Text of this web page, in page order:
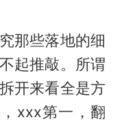
那些落地的细
起推敲。所谓
开来看全是方
xxx第一，翻